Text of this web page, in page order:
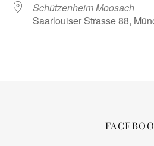
Schützenheim Moosach
Saarlouiser Strasse 88,